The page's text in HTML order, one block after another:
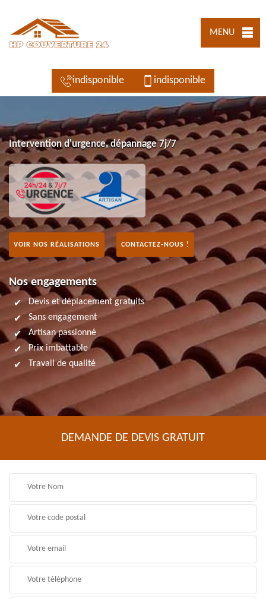
MENU
indisponible indisponible
Intervention d'urgence, dépannage 7j/7
VOIR NOS RÉALISATIONS CONTACTEZ-NOUS !
Nos engagements
Devis et déplacement gratuits
Sans engagement
Artisan passionné
Prix imbattable
Travail de qualité
DEMANDE DE DEVIS GRATUIT